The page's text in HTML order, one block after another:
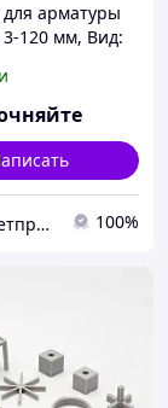
арматуры
120 мм, Вид:
1,6-120 мм
ТОО Инметпром 100%